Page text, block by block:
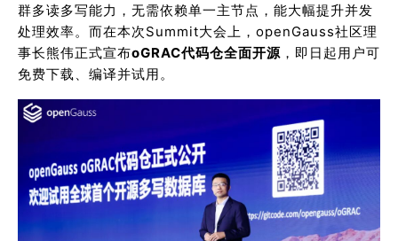
群多读多写能力，无需依赖单一主节点，能大幅提升并发
处理效率。而在本次Summit大会上，openGauss社区理
事长熊伟正式宣布oGRAC代码仓全面开源 ，即日起用户可
免费下载、编译并试用。